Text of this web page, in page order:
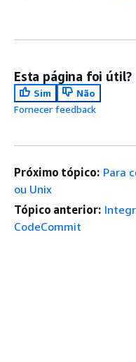
Esta página foi útil?
Sim
Não
Fornecer feedback
Próximo tópico: Para
ou Unix
Tópico anterior:
CodeCommit